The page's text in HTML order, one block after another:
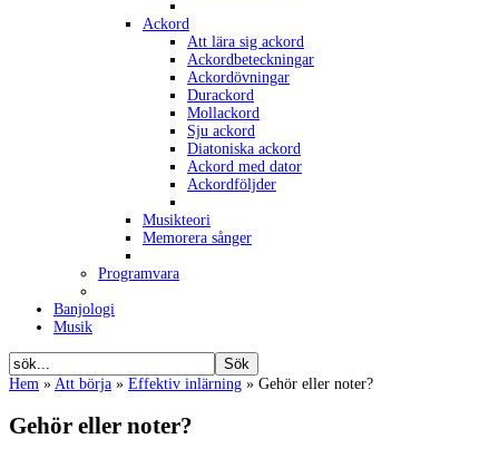
Ackord
Att lära sig ackord
Ackordbeteckningar
Ackordövningar
Durackord
Mollackord
Sju ackord
Diatoniska ackord
Ackord med dator
Ackordföljder
Musikteori
Memorera sånger
Programvara
Banjologi
Musik
Hem » Att börja » Effektiv inlärning » Gehör eller noter?
Gehör eller noter?